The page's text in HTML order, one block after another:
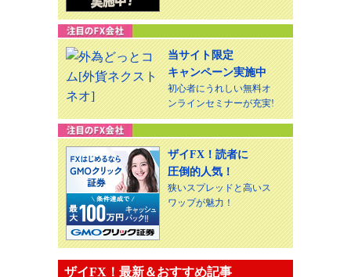
当サイト限定
キャンペーン実施中
初心者にうれしい無料オ
ンラインセミナーが充実!
ザイFX！読者に
圧倒的人気！
狭いスプレッドと高いス
ワップが魅力！
ザイFX！最新＆おすすめ記事